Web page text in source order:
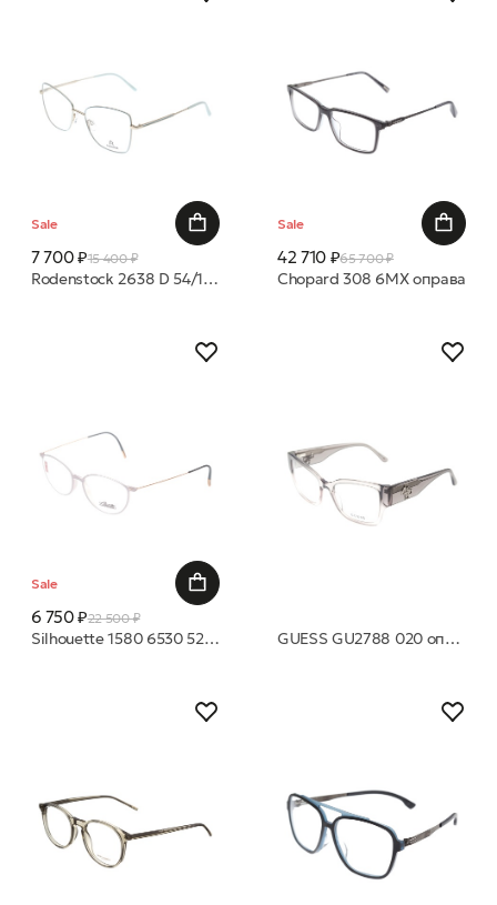
Sale
7 700 ₽15 400 ₽
Rodenstock 2638 D 54/17 оправа
Sale
42 710 ₽65 700 ₽
Chopard 308 6MX оправа
Sale
6 750 ₽22 500 ₽
Silhouette 1580 6530 52 оправа GUESS GU2788 020 оправа